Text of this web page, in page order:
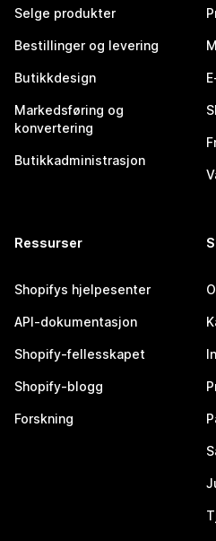
Selge produkter
Bestillinger og levering
Butikkdesign
Markedsføring og
konvertering
Butikkadministrasjon
Ressurser
Shopifys hjelpesenter
API-dokumentasjon
Shopify-fellesskapet
Shopify-blogg
Forskning